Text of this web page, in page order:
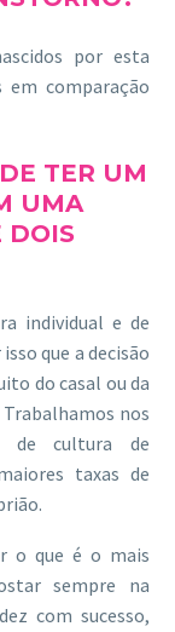
por esta
em comparação
TER UM
UMA
DOIS
individual e de
que a decisão
do casal ou da
nos
de cultura de
taxas de
o que é o mais
sempre na
com sucesso,